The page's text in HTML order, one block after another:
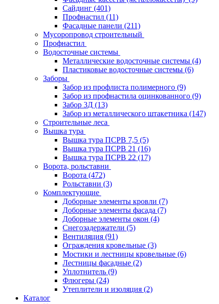
Сайдинг (401)
Профнастил (11)
Фасадные панели (211)
Мусоропровод строительный
Профнастил
Водосточные системы
Металлические водосточные системы (4)
Пластиковые водосточные системы (6)
Заборы
Забор из профлиста полимерного (9)
Забор из профнастила оцинкованного (9)
Забор 3Д (13)
Забор из металлического штакетника (147)
Строительные леса
Вышка тура
Вышка тура ПСРВ 7,5 (5)
Вышка тура ПСРВ 21 (16)
Вышка тура ПСРВ 22 (17)
Ворота, рольставни
Ворота (472)
Рольставни (3)
Комплектующие
Доборные элементы кровли (7)
Доборные элементы фасада (7)
Доборные элементы окон (4)
Снегозадержатели (5)
Вентиляция (91)
Ограждения кровельные (3)
Мостики и лестницы кровельные (6)
Лестницы фасадные (2)
Уплотнитель (9)
Флюгеры (24)
Утеплители и изоляция (2)
Каталог